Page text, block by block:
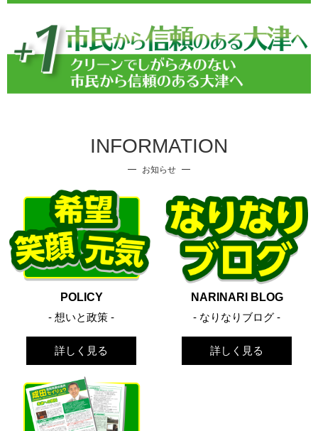
INFORMATION
お知らせ
POLICY
- 想いと政策 -
詳しく見る
NARINARI BLOG
- なりなりブログ -
詳しく見る